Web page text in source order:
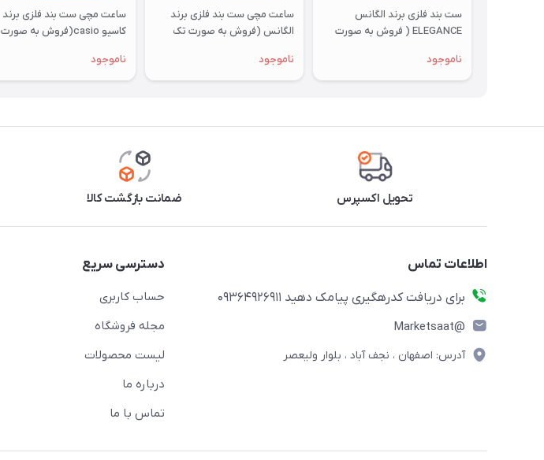
ست بند فلزی برند الگانس
ELEGANCE ( فروش به صورت
ناموجود
ساعت مچی ست بند فلزی برند
الگانس (فروش به صورت تک
ناموجود
ساعت مچی ست بند فلزی برند
کاسیو casio(فروش به صورت
ناموجود
تحویل اکسپرس ضمانت بازگشت کالا
اطلاعات تماس
برای دریافت کدرهگیری پیامک دهید 09364926911
@Marketsaat
آدرس: اصفهان ، نجف آباد ، بلوار ولیعصر
دسترسی سریع
حساب کاربری
مجله فروشگاه
لیست محصولات
درباره ما
تماس با ما